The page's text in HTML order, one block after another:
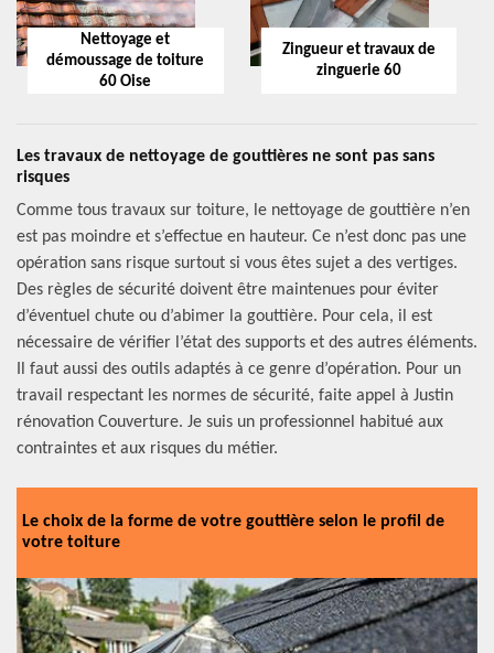
Nettoyage et
démoussage de toiture
60 Oise
Zingueur et travaux de
zinguerie 60
Les travaux de nettoyage de gouttières ne sont pas sans
risques
Comme tous travaux sur toiture, le nettoyage de gouttière n’en
est pas moindre et s’effectue en hauteur. Ce n’est donc pas une
opération sans risque surtout si vous êtes sujet a des vertiges.
Des règles de sécurité doivent être maintenues pour éviter
d’éventuel chute ou d’abimer la gouttière. Pour cela, il est
nécessaire de vérifier l’état des supports et des autres éléments.
Il faut aussi des outils adaptés à ce genre d’opération. Pour un
travail respectant les normes de sécurité, faite appel à Justin
rénovation Couverture. Je suis un professionnel habitué aux
contraintes et aux risques du métier.
Le choix de la forme de votre gouttière selon le profil de
votre toiture